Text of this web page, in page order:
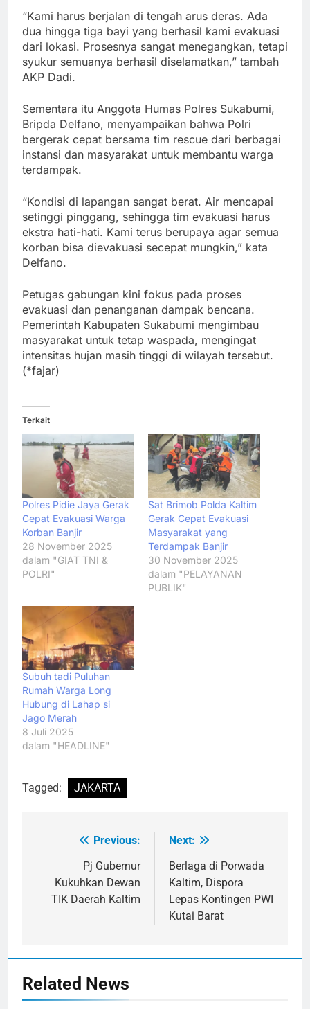
“Kami harus berjalan di tengah arus deras. Ada
dua hingga tiga bayi yang berhasil kami evakuasi
dari lokasi. Prosesnya sangat menegangkan, tetapi
syukur semuanya berhasil diselamatkan,” tambah
AKP Dadi.
Sementara itu Anggota Humas Polres Sukabumi,
Bripda Delfano, menyampaikan bahwa Polri
bergerak cepat bersama tim rescue dari berbagai
instansi dan masyarakat untuk membantu warga
terdampak.
“Kondisi di lapangan sangat berat. Air mencapai
setinggi pinggang, sehingga tim evakuasi harus
ekstra hati-hati. Kami terus berupaya agar semua
korban bisa dievakuasi secepat mungkin,” kata
Delfano.
Petugas gabungan kini fokus pada proses
evakuasi dan penanganan dampak bencana.
Pemerintah Kabupaten Sukabumi mengimbau
masyarakat untuk tetap waspada, mengingat
intensitas hujan masih tinggi di wilayah tersebut.
(*fajar)
Terkait
Polres Pidie Jaya Gerak
Cepat Evakuasi Warga
Korban Banjir
28 November 2025
dalam "GIAT TNI &
POLRI"
Sat Brimob Polda Kaltim
Gerak Cepat Evakuasi
Masyarakat yang
Terdampak Banjir
30 November 2025
dalam "PELAYANAN
PUBLIK"
Subuh tadi Puluhan
Rumah Warga Long
Hubung di Lahap si
Jago Merah
8 Juli 2025
dalam "HEADLINE"
Tagged: JAKARTA
NavigasiPrevious:
Pj Gubernur
Kukuhkan Dewan
TIK Daerah Kaltim
Next:
Berlaga di Porwada
Kaltim, Dispora
Lepas Kontingen PWI
Kutai Barat
Related News